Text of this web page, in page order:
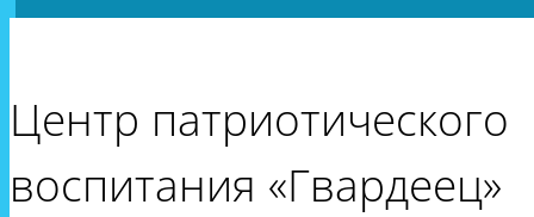
Центр патриотического
воспитания «Гвардеец»